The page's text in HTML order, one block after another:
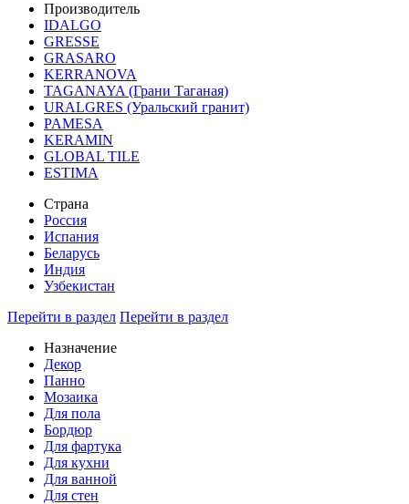
Производитель
IDALGO
GRESSE
GRASARO
KERRANOVA
TAGANAYA (Грани Таганая)
URALGRES (Уральский гранит)
PAMESA
KERAMIN
GLOBAL TILE
ESTIMA
Страна
Россия
Испания
Беларусь
Индия
Узбекистан
Перейти в раздел Перейти в раздел
Назначение
Декор
Панно
Мозаика
Для пола
Бордюр
Для фартука
Для кухни
Для ванной
Для стен